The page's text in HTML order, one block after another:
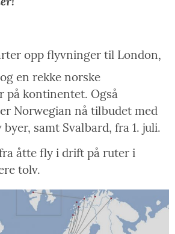
opp flyvninger til London,
en rekke norske
på kontinentet. Også
Norwegian nå tilbudet med
samt Svalbard, fra 1. juli.
åtte fly i drift på ruter i
tolv.